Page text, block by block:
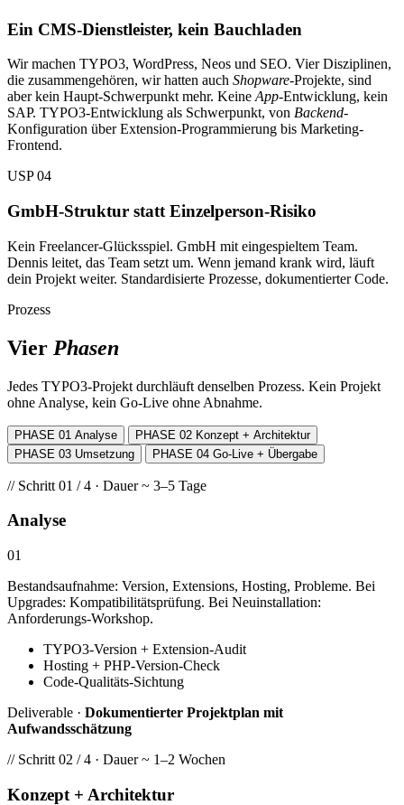
Ein CMS-Dienstleister, kein Bauchladen
Wir machen TYPO3, WordPress, Neos und SEO. Vier Disziplinen,
die zusammengehören, wir hatten auch Shopware-Projekte, sind
aber kein Haupt-Schwerpunkt mehr. KeineApp-Entwicklung, kein
SAP. TYPO3-Entwicklung als Schwerpunkt, von Backend-
Konfiguration über Extension-Programmierung bis Marketing-
Frontend.
USP 04
GmbH-Struktur statt Einzelperson-Risiko
Kein Freelancer-Glücksspiel. GmbH mit eingespieltem Team.
Dennis leitet, das Team setzt um. Wenn jemand krank wird, läuft
dein Projekt weiter. Standardisierte Prozesse, dokumentierter Code.
Prozess
Vier Phasen
Jedes TYPO3-Projekt durchläuft denselben Prozess. Kein Projekt
ohne Analyse, kein Go-Live ohne Abnahme.
PHASE 01 Analyse PHASE 02 Konzept + Architektur
PHASE 03 Umsetzung PHASE 04 Go-Live + Übergabe
// Schritt 01 / 4 · Dauer ~ 3–5 Tage
Analyse
01
Bestandsaufnahme: Version, Extensions, Hosting, Probleme. Bei
Upgrades: Kompatibilitätsprüfung. Bei Neuinstallation:
Anforderungs-Workshop.
TYPO3-Version + Extension-Audit
Hosting + PHP-Version-Check
Code-Qualitäts-Sichtung
Deliverable · Dokumentierter Projektplan mit
Aufwandsschätzung
// Schritt 02 / 4 · Dauer ~ 1–2 Wochen
Konzept + Architektur